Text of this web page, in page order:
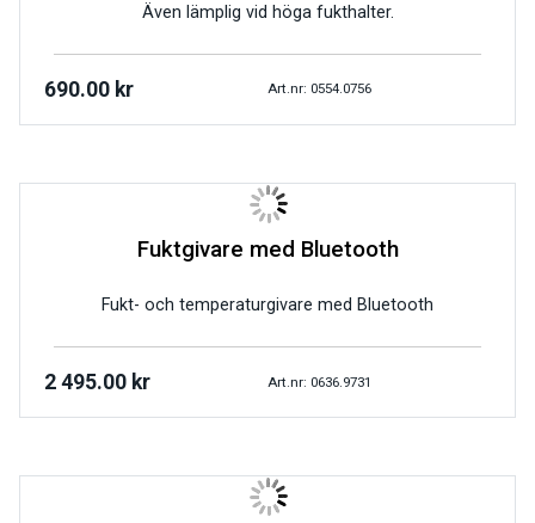
Även lämplig vid höga fukthalter.
690.00 kr Art.nr: 0554.0756
Fuktgivare med Bluetooth
Fukt- och temperaturgivare med Bluetooth
2 495.00 kr Art.nr: 0636.9731